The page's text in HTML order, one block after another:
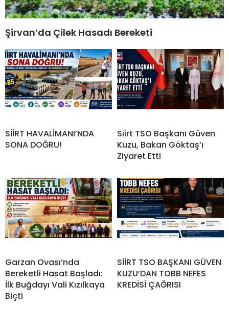
Şirvan’da Çilek Hasadı Bereketi
SİİRT HAVALİMANI’NDA
SONA DOĞRU!
Siirt TSO Başkanı Güven
Kuzu, Bakan Göktaş’ı
Ziyaret Etti
Garzan Ovası’nda
Bereketli Hasat Başladı:
İlk Buğdayı Vali Kızılkaya
Biçti
SİİRT TSO BAŞKANI GÜVEN
KUZU’DAN TOBB NEFES
KREDİSİ ÇAĞRISI